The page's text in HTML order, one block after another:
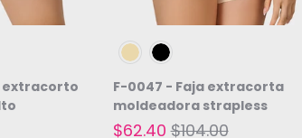
extracorto
F-0047 - Faja extracorta
moldeadora strapless
$62.40 $104.00